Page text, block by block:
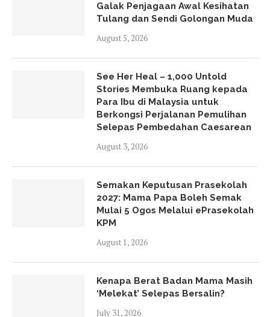
Galak Penjagaan Awal Kesihatan
Tulang dan Sendi Golongan Muda
August 5, 2026
See Her Heal – 1,000 Untold
Stories Membuka Ruang kepada
Para Ibu di Malaysia untuk
Berkongsi Perjalanan Pemulihan
Selepas Pembedahan Caesarean
August 3, 2026
Semakan Keputusan Prasekolah
2027: Mama Papa Boleh Semak
Mulai 5 Ogos Melalui ePrasekolah
KPM
August 1, 2026
Kenapa Berat Badan Mama Masih
‘Melekat’ Selepas Bersalin?
July 31, 2026